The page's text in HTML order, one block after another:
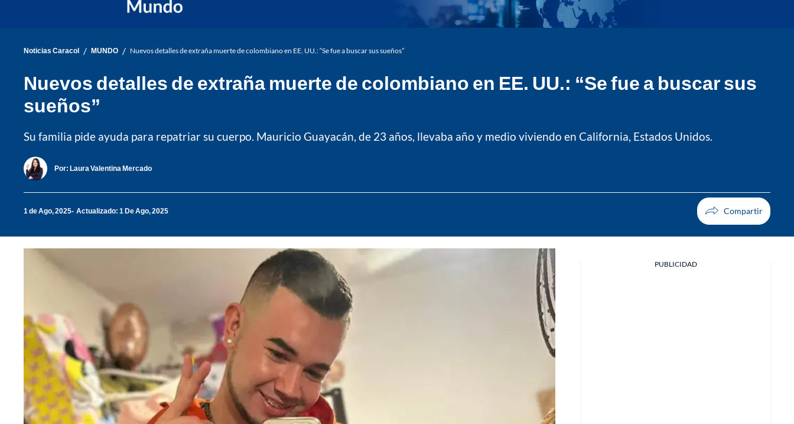
Noticias Caracol / MUNDO / Nuevos detalles de extraña muerte de colombiano en EE. UU.: “Se fue a buscar sus sueños”
Nuevos detalles de extraña muerte de colombiano en EE. UU.: “Se fue a buscar sus
sueños”
Su familia pide ayuda para repatriar su cuerpo. Mauricio Guayacán, de 23 años, llevaba año y medio viviendo en California, Estados Unidos.
Por: Laura Valentina Mercado
1 de Ago, 2025 Actualizado: 1 De Ago, 2025
PUBLICIDAD